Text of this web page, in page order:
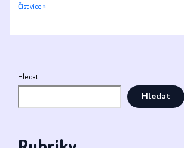
Superwash
Číst více »
Hledat
Hledat